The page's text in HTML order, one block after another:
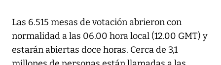
Las 6.515 mesas de votación abrieron con
normalidad a las 06.00 hora local (12.00 GMT) y
estarán abiertas doce horas. Cerca de 3,1